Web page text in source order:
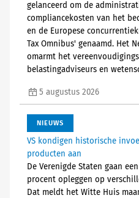
gelanceerd om de
compliancekosten van het
en de Europese
Tax Omnibus' genaamd. Het
omarmt het
belastingadviseurs en
5 augustus 2026
NIEUWS
VS kondigen historische
producten aan
De Verenigde Staten gaan
procent opleggen op
Dat meldt het Witte Huis